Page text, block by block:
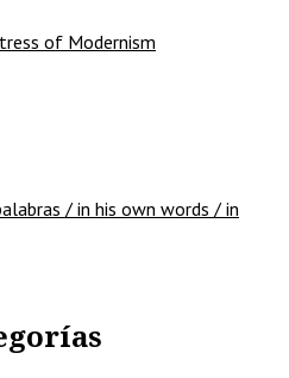
of Modernism
/ in his own words / in